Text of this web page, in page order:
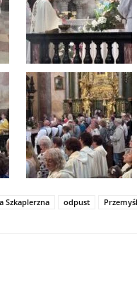
Szkaplerzna odpust Przemyśl